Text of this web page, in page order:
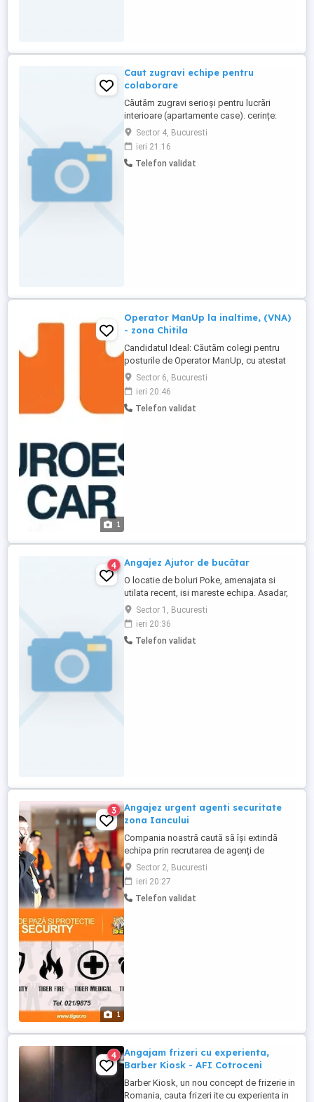
Caut zugravi echipe pentru
colaborare
Căutăm zugravi serioși pentru lucrări
interioare (apartamente case). cerințe:
experiență minim 3 ani finisaje bune
atenție la detalii seriozitate, respect față
de client și termene fără alcool la lucru
Oferim: plata corectă colaborare pe
Sector 4, Bucuresti
ieri 21:16
Telefon validat
1
Operator ManUp la inaltime, (VNA)
- zona Chitila
Candidatul Ideal: Căutăm colegi pentru
posturile de Operator ManUp, cu atestat
de stivuitorist, si experienta relevanta,
dedicati și experimentati pentru a se
alătura echipei noastre din Str. Rudeni,
Nr.93, Ilfov, Chitila. Dacă ești o persoană
Sector 6, Bucuresti
ieri 20:46
Telefon validat
4 Angajez Ajutor de bucătar
O locatie de boluri Poke, amenajata si
utilata recent, isi mareste echipa. Asadar,
suntem in cautare de personal pentru
bucatarie: ajutor de bucatar preparate reci
(salate - poke bowls). Locatia se afla in
sector 1. Candidatul ideal: -punctual,
Sector 1, Bucuresti
ieri 20:36
Telefon validat
1
3
Angajez urgent agenti securitate
zona Iancului
Compania noastră caută să își extindă
echipa prin recrutarea de agenți de
securitate pentru zona Pipera. Căutăm
persoane responsabile, atente la detalii și
cu o bună capacitate de observare,
dedicate asigurării unui mediu sigur și
Sector 2, Bucuresti
ieri 20:27
Telefon validat
4
Angajam frizeri cu experienta,
Barber Kiosk - AFI Cotroceni
Barber Kiosk, un nou concept de frizerie in
Romania, cauta frizeri ite cu experienta in